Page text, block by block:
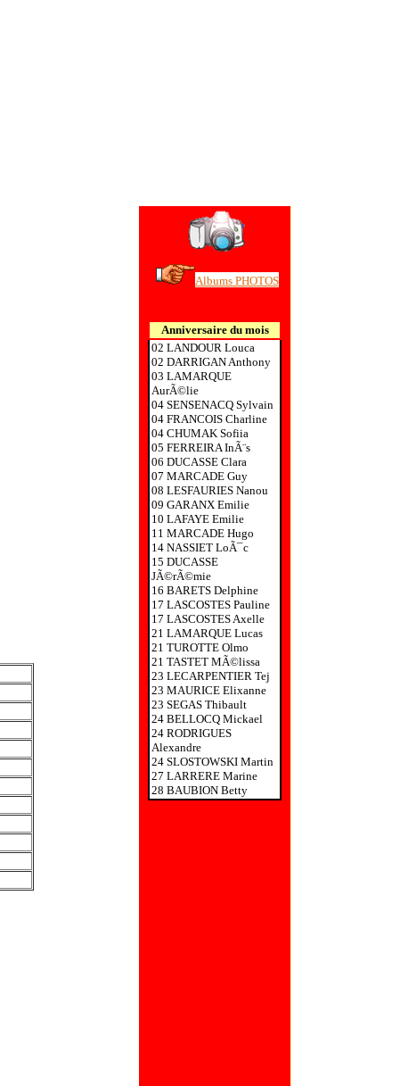
Albums PHOTOS
Anniversaire du mois
02 LANDOUR Louca
02 DARRIGAN Anthony
03 LAMARQUE
AurÃ©lie
04 SENSENACQ Sylvain
04 FRANCOIS Charline
04 CHUMAK Sofiia
05 FERREIRA InÃ¨s
06 DUCASSE Clara
07 MARCADE Guy
08 LESFAURIES Nanou
09 GARANX Emilie
10 LAFAYE Emilie
11 MARCADE Hugo
14 NASSIET LoÃ¯c
15 DUCASSE
JÃ©rÃ©mie
16 BARETS Delphine
17 LASCOSTES Pauline
17 LASCOSTES Axelle
21 LAMARQUE Lucas
21 TUROTTE Olmo
21 TASTET MÃ©lissa
23 LECARPENTIER Tej
23 MAURICE Elixanne
23 SEGAS Thibault
24 BELLOCQ Mickael
24 RODRIGUES
Alexandre
24 SLOSTOWSKI Martin
27 LARRERE Marine
28 BAUBION Betty